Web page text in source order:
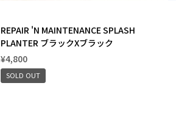
REPAIR 'N MAINTENANCE SPLASH
PLANTER ブラックXブラック
¥4,800
SOLD OUT